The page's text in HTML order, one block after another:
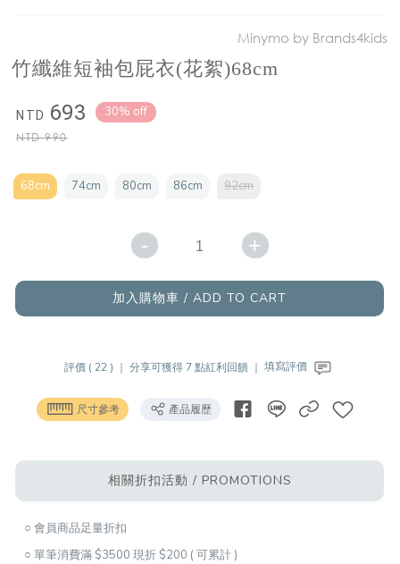
Minymo by Brands4kids
竹纖維短袖包屁衣(花絮)68cm
NTD 693
NTD990
30% off
68cm 74cm 80cm 86cm 92cm
- +
加入購物車 / ADD TO CART
評價 ( 22 ) ｜分享可獲得 7 點紅利回饋 ｜填寫評價
尺寸參考 產品履歷
相關折扣活動 / PROMOTIONS
○ 會員商品足量折扣
○ 單筆消費滿 $3500 現折 $200 ( 可累計 )